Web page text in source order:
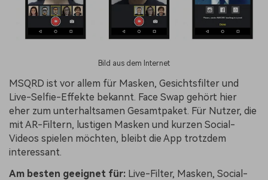
Bild aus dem Internet
MSQRD ist vor allem für Masken, Gesichtsfilter und
Live-Selfie-Effekte bekannt. Face Swap gehört hier
eher zum unterhaltsamen Gesamtpaket. Für Nutzer, die
mit AR-Filtern, lustigen Masken und kurzen Social-
Videos spielen möchten, bleibt die App trotzdem
interessant.
Am besten geeignet für: Live-Filter, Masken, Social-